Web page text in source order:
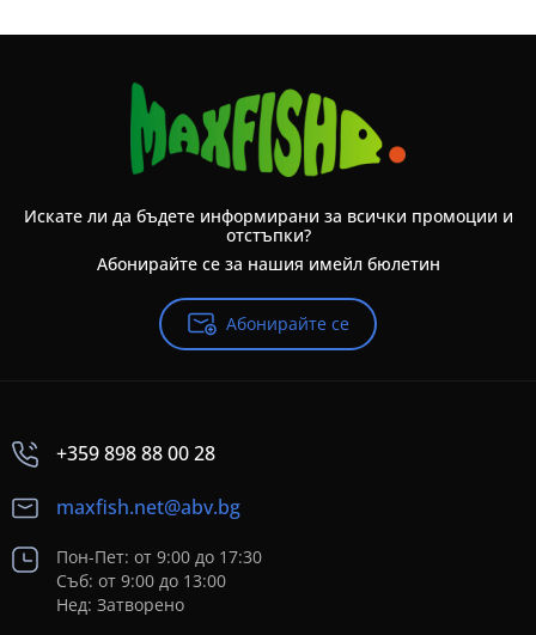
Искате ли да бъдете информирани за всички промоции и
отстъпки?
Абонирайте се за нашия имейл бюлетин
Абонирайте се
+359 898 88 00 28
maxfish.net@abv.bg
Пон-Пет: от 9:00 до 17:30
Съб: от 9:00 до 13:00
Нед: Затворено